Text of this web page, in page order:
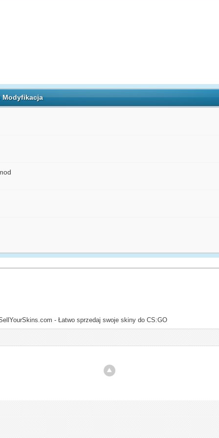
Modyfikacja
- Łatwo sprzedaj swoje skiny do CS:GO